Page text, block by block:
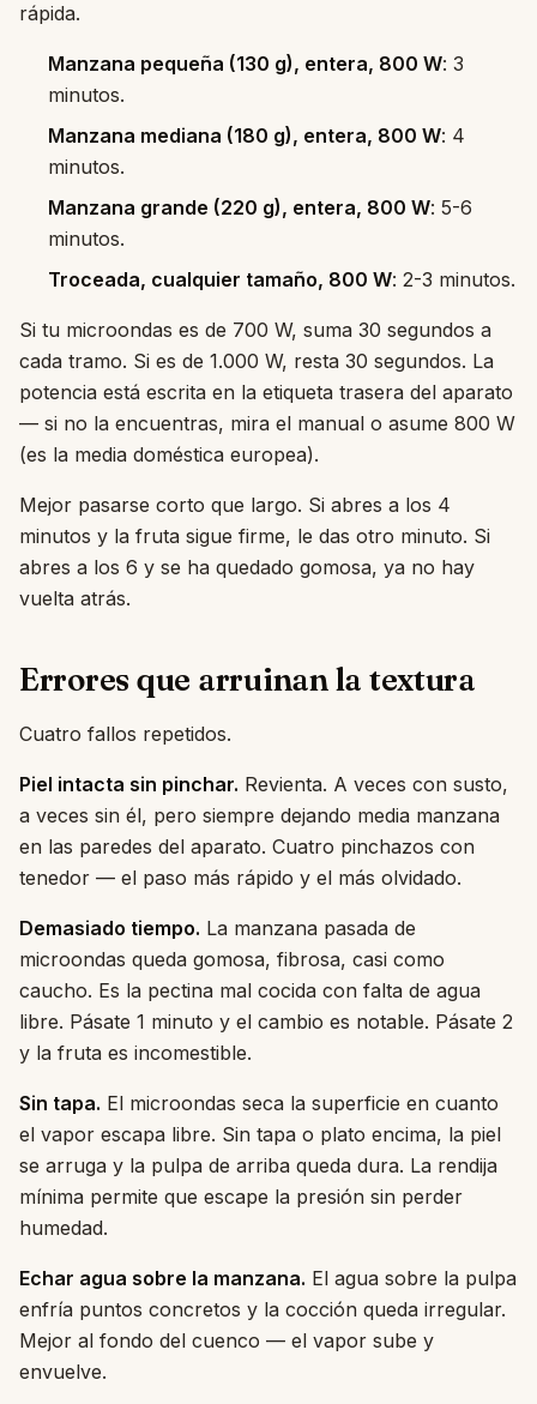
rápida.
Manzana pequeña (130 g), entera, 800 W: 3
minutos.
Manzana mediana (180 g), entera, 800 W: 4
minutos.
Manzana grande (220 g), entera, 800 W: 5-6
minutos.
Troceada, cualquier tamaño, 800 W: 2-3 minutos.
Si tu microondas es de 700 W, suma 30 segundos a
cada tramo. Si es de 1.000 W, resta 30 segundos. La
potencia está escrita en la etiqueta trasera del aparato
— si no la encuentras, mira el manual o asume 800 W
(es la media doméstica europea).
Mejor pasarse corto que largo. Si abres a los 4
minutos y la fruta sigue firme, le das otro minuto. Si
abres a los 6 y se ha quedado gomosa, ya no hay
vuelta atrás.
Errores que arruinan la textura
Cuatro fallos repetidos.
Piel intacta sin pinchar. Revienta. A veces con susto,
a veces sin él, pero siempre dejando media manzana
en las paredes del aparato. Cuatro pinchazos con
tenedor — el paso más rápido y el más olvidado.
Demasiado tiempo. La manzana pasada de
microondas queda gomosa, fibrosa, casi como
caucho. Es la pectina mal cocida con falta de agua
libre. Pásate 1 minuto y el cambio es notable. Pásate 2
y la fruta es incomestible.
Sin tapa. El microondas seca la superficie en cuanto
el vapor escapa libre. Sin tapa o plato encima, la piel
se arruga y la pulpa de arriba queda dura. La rendija
mínima permite que escape la presión sin perder
humedad.
Echar agua sobre la manzana. El agua sobre la pulpa
enfría puntos concretos y la cocción queda irregular.
Mejor al fondo del cuenco — el vapor sube y
envuelve.